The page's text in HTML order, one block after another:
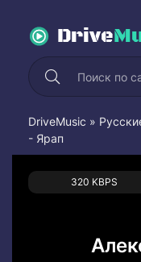
Drive
DriveMusic »
- Ярап
320 KBPS